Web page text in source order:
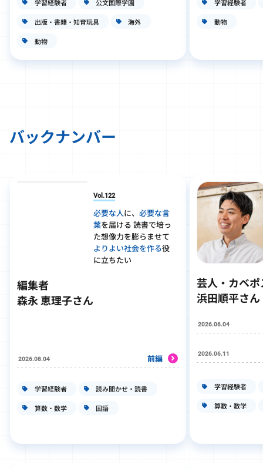
学習経験者 公文国際学園
出版・書籍・知育玩具 海外
動物
学習経験者
動物
バックナンバー
Vol.122
必要な人に、 必要な言
葉を届ける 読書で培っ
た想像力を膨らませて
よりよい社会を作る役
に立ちたい
編集者
森永 恵理子さん
2026.08.04 前編
学習経験者 読み聞かせ・読書
算数・数学 国語
芸人・カベ
浜田順平さん
2026.06.04
2026.06.11
学習経験者
算数・数学